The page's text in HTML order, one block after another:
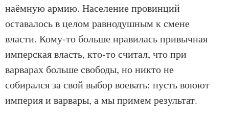
наёмную армию. Население провинций
оставалось в целом равнодушным к смене
власти. Кому-то больше нравилась привычная
имперская власть, кто-то считал, что при
варварах больше свободы, но никто не
собирался за свой выбор воевать: пусть воюют
империя и варвары, а мы примем результат.